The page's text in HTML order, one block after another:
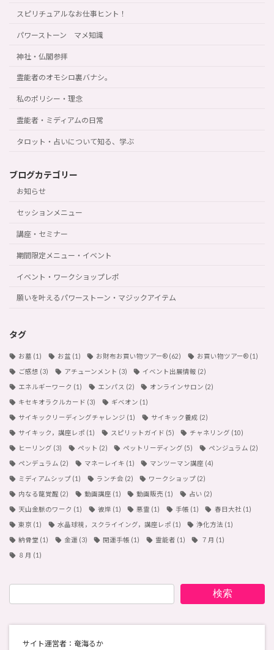
スピリチュアルなお仕事ヒント！
パワーストーン マメ知識
神社・仏閣参拝
霊能者のオモシロ裏バナシ。
私のポリシー・理念
霊能者・ミディアムの日常
タロット・占いについて知る、学ぶ
ブログカテゴリー
お知らせ
セッションメニュー
講座・セミナー
期間限定メニュー・イベント
イベント・ワークショップレポ
願いを叶えるパワーストーン・マジックアイテム
タグ
お墓 (1) お盆 (1) お財布お買い物ツアー®︎ (62) お買い物ツアー®︎(1)
ご感想 (3) アチューンメント (3) イベント出展情報 (2)
エネルギーワーク (1) エンパス (2) オンラインサロン (2)
キセキオラクルカード (3) ギベオン (1)
サイキックリーディングチャレンジ (1) サイキック養成 (2)
サイキック，講座レポ (1) スピリットガイド (5) チャネリング (10)
ヒーリング (3) ペット (2) ペットリーディング (5) ペンジュラム (2)
ペンデュラム (2) マネーレイキ (1) マンツーマン講座 (4)
ミディアムシップ (1) ランチ会 (2) ワークショップ (2)
内なる龍覚醒 (2) 動画講座 (1) 動画販売 (1) 占い (2)
天山金脈のワーク (1) 彼岸 (1) 悪霊 (1) 手帳 (1) 春日大社 (1)
東京 (1) 水晶球視，スクライイング，講座レポ (1) 浄化方法 (1)
納骨堂 (1) 金運 (3) 開運手帳 (1) 霊能者 (1) ７月 (1)
８月 (1)
検索
サイト運営者：奄海るか